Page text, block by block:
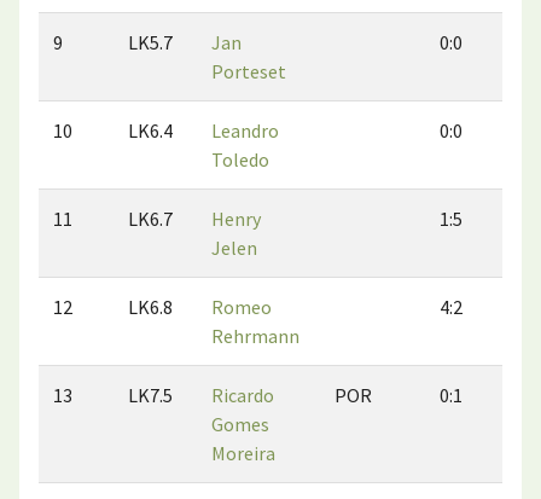
9 LK5.7
Jan
Porteset
0:0
10 LK6.4
Leandro
Toledo
0:0
11 LK6.7
Henry
Jelen
1:5
12 LK6.8
Romeo
Rehrmann
4:2
13 LK7.5
Ricardo
Gomes
Moreira
POR 0:1